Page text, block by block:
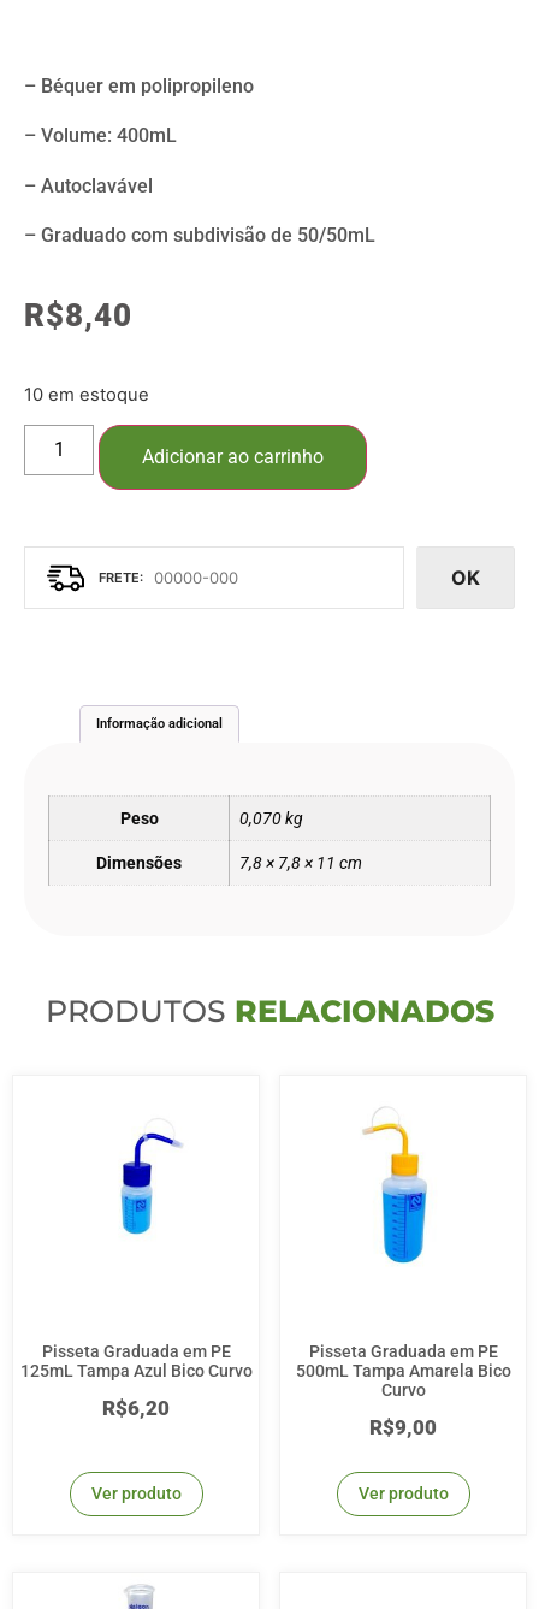
– Béquer em polipropileno
– Volume: 400mL
– Autoclavável
– Graduado com subdivisão de 50/50mL
R$8,40
10 em estoque
Adicionar ao carrinho
OK
Informação adicional
Peso 0,070 kg
Dimensões 7,8 × 7,8 × 11 cm
PRODUTOS RELACIONADOS
Pisseta Graduada em PE
125mL Tampa Azul Bico Curvo
R$6,20
Ver produto
Pisseta Graduada em PE
500mL Tampa Amarela Bico
Curvo
R$9,00
Ver produto